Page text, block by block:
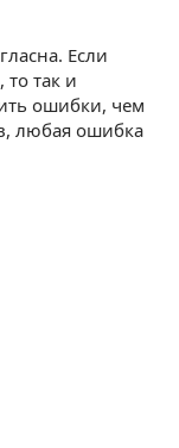
Если
то так и
ошибки, чем
любая ошибка